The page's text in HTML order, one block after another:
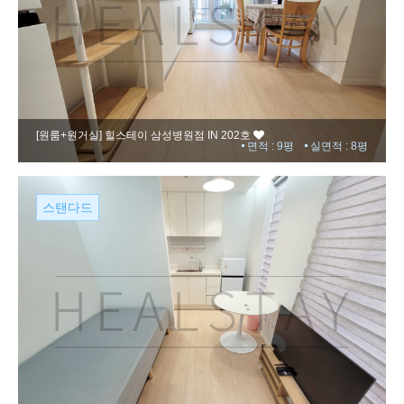
[원룸+원거실] 힐스테이 삼성병원점 IN 202호
면적 : 9평
실면적 : 8평
스탠다드